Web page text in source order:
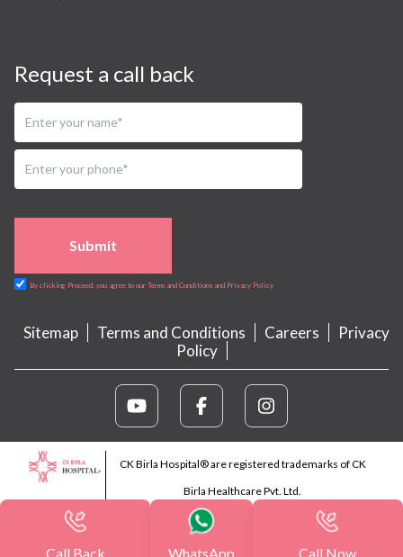
Request a call back
Submit
By clicking Proceed, you agree to our Terms and Conditions and Privacy Policy
Sitemap Terms and Conditions Careers
Privacy
Policy
CK Birla Hospital® are registered trademarks of CK
Birla Healthcare Pvt. Ltd.
Call Back WhatsApp Call Now